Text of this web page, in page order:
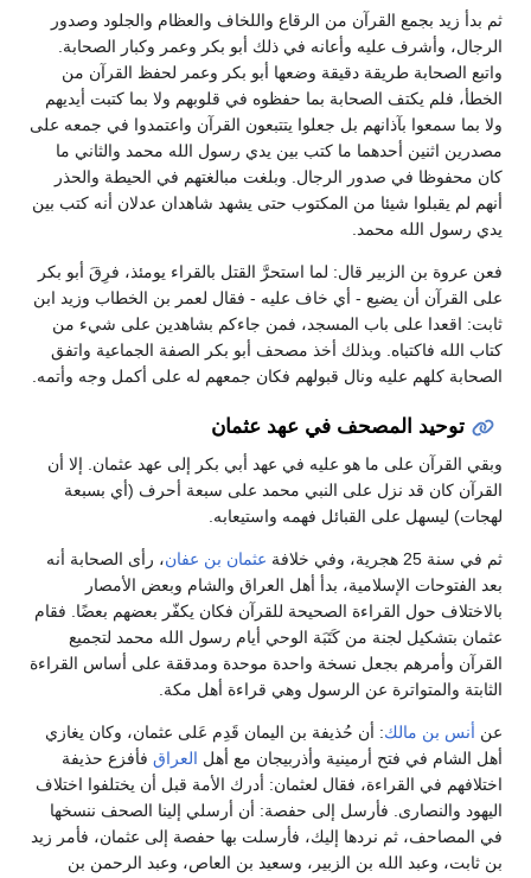
ثم بدأ زيد بجمع القرآن من الرقاع واللخاف والعظام والجلود وصدور
الرجال، وأشرف عليه وأعانه في ذلك أبو بكر وعمر وكبار الصحابة.
واتبع الصحابة طريقة دقيقة وضعها أبو بكر وعمر لحفظ القرآن من
الخطأ، فلم يكتف الصحابة بما حفظوه في قلوبهم ولا بما كتبت أيديهم
ولا بما سمعوا بآذانهم بل جعلوا يتتبعون القرآن واعتمدوا في جمعه على
مصدرين اثنين أحدهما ما كتب بين يدي رسول الله محمد والثاني ما
كان محفوظا في صدور الرجال. وبلغت مبالغتهم في الحيطة والحذر
أنهم لم يقبلوا شيئا من المكتوب حتى يشهد شاهدان عدلان أنه كتب بين
يدي رسول الله محمد.
فعن عروة بن الزبير قال: لما استحرَّ القتل بالقراء يومئذ، فرِقَ أبو بكر
على القرآن أن يضيع - أي خاف عليه - فقال لعمر بن الخطاب وزيد ابن
ثابت: اقعدا على باب المسجد، فمن جاءكم بشاهدين على شيء من
كتاب الله فاكتباه. وبذلك أخذ مصحف أبو بكر الصفة الجماعية واتفق
الصحابة كلهم عليه ونال قبولهم فكان جمعهم له على أكمل وجه وأتمه.
توحيد المصحف في عهد عثمان
وبقي القرآن على ما هو عليه في عهد أبي بكر إلى عهد عثمان. إلا أن
القرآن كان قد نزل على النبي محمد على سبعة أحرف (أي بسبعة
لهجات) ليسهل على القبائل فهمه واستيعابه.
ثم في سنة 25 هجرية، وفي خلافة عثمان بن عفان، رأى الصحابة أنه
بعد الفتوحات الإسلامية، بدأ أهل العراق والشام وبعض الأمصار
بالاختلاف حول القراءة الصحيحة للقرآن فكان يكفّر بعضهم بعضًا. فقام
عثمان بتشكيل لجنة من كَتَبَة الوحي أيام رسول الله محمد لتجميع
القرآن وأمرهم بجعل نسخة واحدة موحدة ومدققة على أساس القراءة
الثابتة والمتواترة عن الرسول وهي قراءة أهل مكة.
عن أنس بن مالك: أن حُذيفة بن اليمان قَدِم عَلى عثمان، وكان يغازي
أهل الشام في فتح أرمينية وأذربيجان مع أهل العراق فأفزع حذيفة
اختلافهم في القراءة، فقال لعثمان: أدرك الأمة قبل أن يختلفوا اختلاف
اليهود والنصارى. فأرسل إلى حفصة: أن أرسلي إلينا الصحف ننسخها
في المصاحف، ثم نردها إليك، فأرسلت بها حفصة إلى عثمان، فأمر زيد
بن ثابت، وعبد الله بن الزبير، وسعيد بن العاص، وعبد الرحمن بن